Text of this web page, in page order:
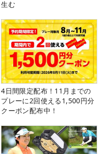
生む
4日間限定配布！11月までの
プレーに2回使える1,500円分
クーポン配布中！